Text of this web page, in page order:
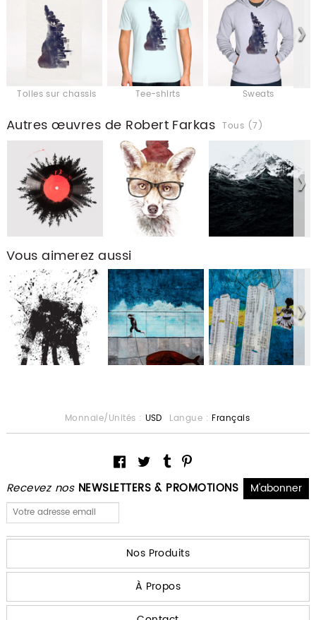
Toiles sur chassis Tee-shirts Sweats
Autres œuvres de Robert Farkas Tous (7)
Vous aimerez aussi
Recevez nos NEWSLETTERS & PROMOTIONS
Monnaie/Unités : USD Langue : Français
Nos Produits
À Propos